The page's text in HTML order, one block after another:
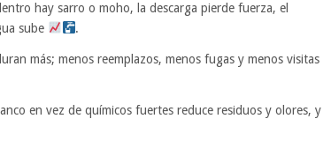
hay sarro o moho, la descarga pierde fuerza, el
sube
.
más; menos reemplazos, menos fugas y menos visitas
en vez de químicos fuertes reduce residuos y olores, y